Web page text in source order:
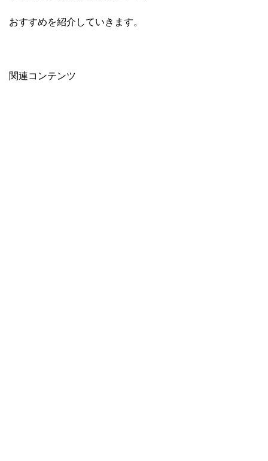
おすすめを紹介していきます。
関連コンテンツ